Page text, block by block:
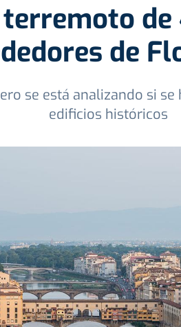
de
se está analizando si
edificios históricos